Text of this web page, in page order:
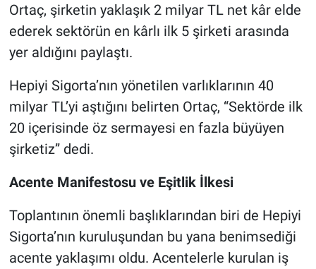
Ortaç, şirketin yaklaşık 2 milyar TL net kâr elde
ederek sektörün en kârlı ilk 5 şirketi arasında
yer aldığını paylaştı.
Hepiyi Sigorta’nın yönetilen varlıklarının 40
milyar TL’yi aştığını belirten Ortaç, “Sektörde ilk
20 içerisinde öz sermayesi en fazla büyüyen
şirketiz” dedi.
Acente Manifestosu ve Eşitlik İlkesi
Toplantının önemli başlıklarından biri de Hepiyi
Sigorta’nın kuruluşundan bu yana benimsediği
acente yaklaşımı oldu. Acentelerle kurulan iş